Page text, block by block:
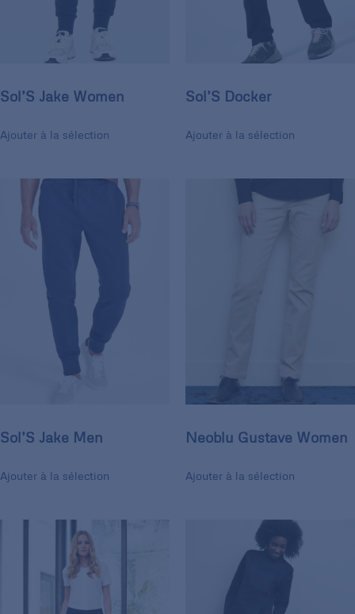
Sol’S Jake Women
Ajouter à la sélection
Sol’S Docker
Ajouter à la sélection
Sol’S Jake Men
Ajouter à la sélection
Neoblu Gustave Women
Ajouter à la sélection